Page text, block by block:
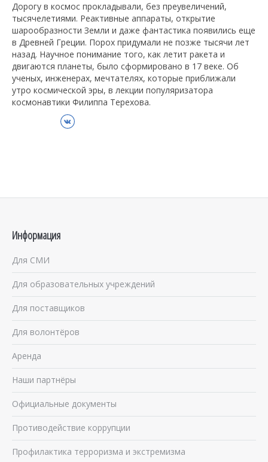
Дорогу в космос прокладывали, без преувеличений,
тысячелетиями. Реактивные аппараты, открытие
шарообразности Земли и даже фантастика появились еще
в Древней Греции. Порох придумали не позже тысячи лет
назад. Научное понимание того, как летит ракета и
двигаются планеты, было сформировано в 17 веке. Об
ученых, инженерах, мечтателях, которые приближали
утро космической эры, в лекции популяризатора
космонавтики Филиппа Терехова.
ВКонтакте
Информация
Для СМИ
Для образовательных учреждений
Для поставщиков
Для волонтёров
Аренда
Наши партнёры
Официальные документы
Противодействие коррупции
Профилактика терроризма и экстремизма